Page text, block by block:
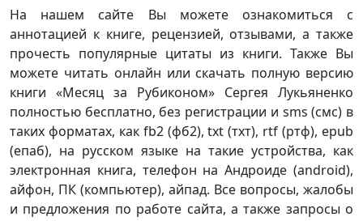
На нашем сайте Вы можете ознакомиться с
аннотацией к книге, рецензией, отзывами, а также
прочесть популярные цитаты из книги. Также Вы
можете читать онлайн или скачать полную версию
книги «Месяц за Рубиконом» Сергея Лукьяненко
полностью бесплатно, без регистрации и sms (смс) в
таких форматах, как fb2 (фб2), txt (тхт), rtf (ртф), epub
(епаб), на русском языке на такие устройства, как
электронная книга, телефон на Андроиде (android),
айфон, ПК (компьютер), айпад. Все вопросы, жалобы
и предложения по работе сайта, а также запросы о